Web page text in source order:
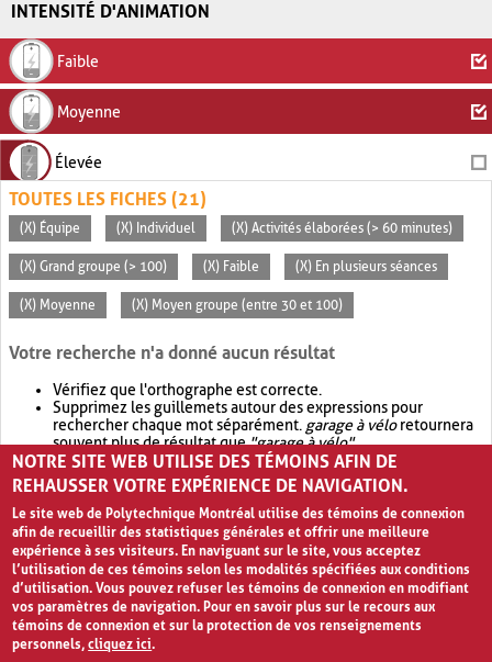
INTENSITÉ D'ANIMATION
Faible
Moyenne
Élevée
TOUTES LES FICHES (21)
(X) Équipe (X) Individuel (X) Activités élaborées (> 60 minutes)
(X) Grand groupe (> 100) (X) Faible (X) En plusieurs séances
(X) Moyenne (X) Moyen groupe (entre 30 et 100)
Votre recherche n'a donné aucun résultat
Vérifiez que l'orthographe est correcte.
Supprimez les guillemets autour des expressions pour
rechercher chaque mot séparément. garage à véloretournera
souvent plus de résultat que"garage à vélo".
Envisagez d'élargir votre recherche avec OR.garage OR vélo
retournera souvent plus de résultat quegarage à vélo
NOTRE SITE WEB UTILISE DES TÉMOINS AFIN DE
REHAUSSER VOTRE EXPÉRIENCE DE NAVIGATION.
Le site web de Polytechnique Montréal utilise des témoins de connexion
afin de recueillir des statistiques générales et offrir une meilleure
expérience à ses visiteurs. En naviguant sur le site, vous acceptez
l’utilisation de ces témoins selon les modalités spécifiées aux conditions
d’utilisation. Vous pouvez refuser les témoins de connexion en modifiant
vos paramètres de navigation. Pour en savoir plus sur le recours aux
témoins de connexion et sur la protection de vos renseignements
personnels,cliquez ici.